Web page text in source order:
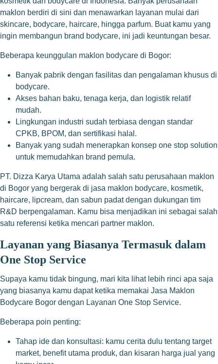
maklon berdiri di sini dan menawarkan layanan mulai dari
skincare, bodycare, haircare, hingga parfum. Buat kamu yang
ingin membangun brand bodycare, ini jadi keuntungan besar.
Beberapa keunggulan maklon bodycare di Bogor:
Banyak pabrik dengan fasilitas dan pengalaman khusus di
bodycare.
Akses bahan baku, tenaga kerja, dan logistik relatif
mudah.
Lingkungan industri sudah terbiasa dengan standar
CPKB, BPOM, dan sertifikasi halal.
Banyak yang sudah menerapkan konsep one stop solution
untuk memudahkan brand pemula.
PT. Dizza Karya Utama adalah salah satu perusahaan maklon
di Bogor yang bergerak di jasa maklon bodycare, kosmetik,
haircare, lipcream, dan sabun padat dengan dukungan tim
R&D berpengalaman. Kamu bisa menjadikan ini sebagai salah
satu referensi ketika mencari partner maklon.
Layanan yang Biasanya Termasuk dalam
One Stop Service
Supaya kamu tidak bingung, mari kita lihat lebih rinci apa saja
yang biasanya kamu dapat ketika memakai Jasa Maklon
Bodycare Bogor dengan Layanan One Stop Service.
Beberapa poin penting:
Tahap ide dan konsultasi: kamu cerita dulu tentang target
market, benefit utama produk, dan kisaran harga jual yang